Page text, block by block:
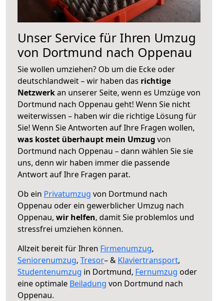
Unser Service für Ihren Umzug
von Dortmund nach Oppenau
Sie wollen umziehen? Ob um die Ecke oder
deutschlandweit – wir haben das richtige
Netzwerkan unserer Seite, wenn es Umzüge von
Dortmund nach Oppenau geht! Wenn Sie nicht
weiterwissen – haben wir die richtige Lösung für
Sie! Wenn Sie Antworten auf Ihre Fragen wollen,
was kostet überhaupt mein Umzug von
Dortmund nach Oppenau – dann wählen Sie sie
uns, denn wir haben immer die passende
Antwort auf Ihre Fragen parat.
Ob ein Privatumzug von Dortmund nach
Oppenau oder ein gewerblicher Umzug nach
Oppenau, wir helfen, damit Sie problemlos und
stressfrei umziehen können.
Allzeit bereit für Ihren Firmenumzug,
Seniorenumzug, Tresor– & Klaviertransport,
Studentenumzug in Dortmund, Fernumzug oder
eine optimale Beiladung von Dortmund nach
Oppenau.